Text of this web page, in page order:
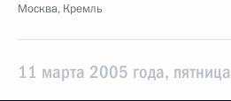
Москва, Кремль
11 марта 2005 года, пятница